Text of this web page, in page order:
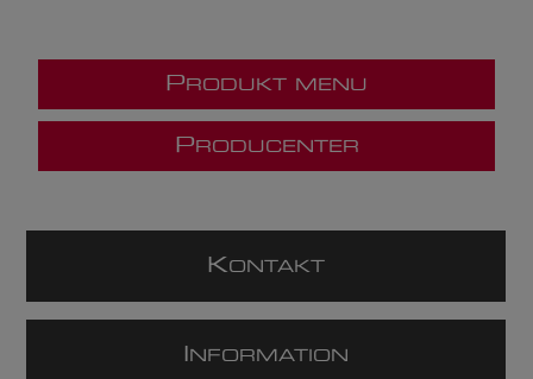
P RODUKT MENU
P RODUCENTER
KONTAKT
NFORMATION